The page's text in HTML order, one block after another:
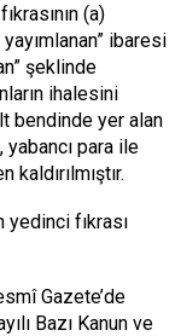
(a)
ibaresi
şeklinde
ihalesini
bendinde yer alan
yabancı para ile
yedinci fıkrası
Gazete’de
Bazı Kanun ve